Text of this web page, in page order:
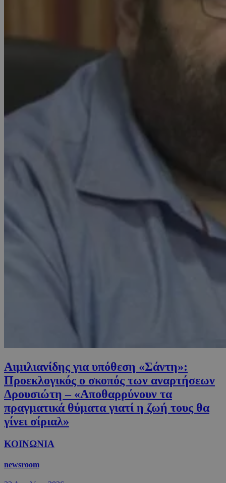
Αιμιλιανίδης για υπόθεση «Σάντη»:
Προεκλογικός ο σκοπός των αναρτήσεων
Δρουσιώτη – «Αποθαρρύνουν τα
πραγματικά θύματα γιατί η ζωή τους θα
γίνει σίριαλ»
ΚΟΙΝΩΝΙΑ
newsroom